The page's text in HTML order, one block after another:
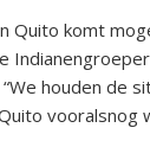
Quito komt
houden de
vooralsnog